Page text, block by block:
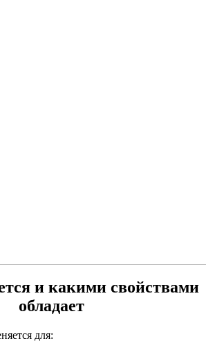
и какими свойствами
обладает
для: